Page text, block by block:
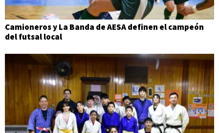
Camioneros y La Banda de AESA definen el campeón
del futsal local